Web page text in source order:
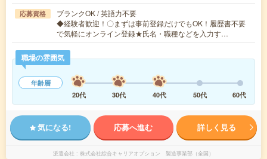
応募資格
ブランクOK / 英語力不要
◆経験者歓迎！〇まずは事前登録だけでもOK！履歴書不要
で気軽にオンライン登録★氏名・職種などを入力す…
職場の雰囲気
年齢層
20代
30代 40代 50代 60代
気になる! 応募へ進む 詳しく見る
派遣会社 株式会社綜合キャリアオプション 製造事業部（全国）